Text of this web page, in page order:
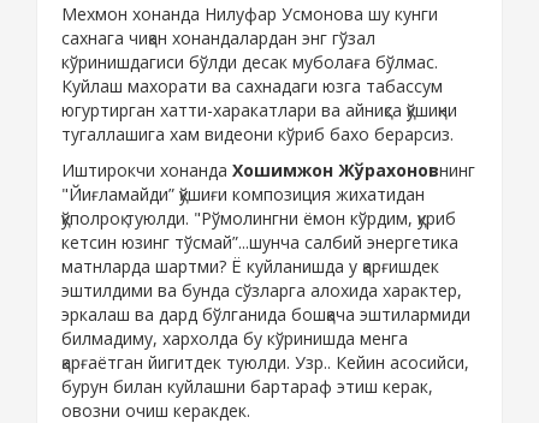
Мехмон хонанда Нилуфар Усмонова шу кунги
сахнага чиқан хонандалардан энг гўзал
кўринишдагиси бўлди десак муболаға бўлмас.
Куйлаш махорати ва сахнадаги юзга табассум
югуртирган хатти-харакатлари ва айниқса қўшиқни
тугаллашига хам видеони кўриб бахо берарсиз.
Иштирокчи хонанда Хошимжон Жўрахоновнинг
"Йиғламайди” қўшиғи композиция жихатидан
қўполроқ туюлди. "Рўмолингни ёмон кўрдим, қуриб
кетсин юзинг тўсмай”...шунча салбий энергетика
матнларда шартми? Ё куйланишда у қарғишдек
эштилдими ва бунда сўзларга алохида характер,
эркалаш ва дард бўлганида бошқача эштилармиди
билмадиму, хархолда бу кўринишда менга
қарғаётган йигитдек туюлди. Узр.. Кейин асосийси,
бурун билан куйлашни бартараф этиш керак,
овозни очиш керакдек.